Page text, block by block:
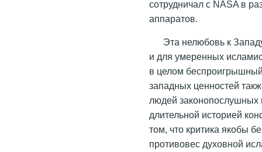
сотрудничал с NASA в
аппаратов.
Эта нелюбовь к
и для умеренных
в целом
западных ценностей
людей законопослушных
длительной историей
том, что критика якобы
противовес духовной